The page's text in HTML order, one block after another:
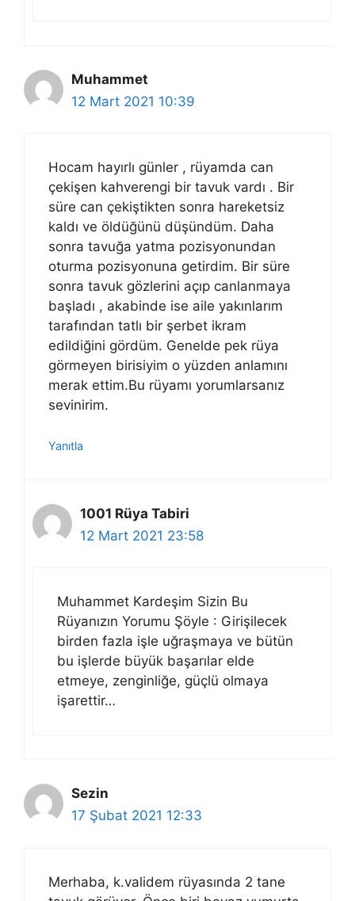
Muhammet
12 Mart 2021 10:39
Hocam hayırlı günler , rüyamda can
çekişen kahverengi bir tavuk vardı . Bir
süre can çekiştikten sonra hareketsiz
kaldı ve öldüğünü düşündüm. Daha
sonra tavuğa yatma pozisyonundan
oturma pozisyonuna getirdim. Bir süre
sonra tavuk gözlerini açıp canlanmaya
başladı , akabinde ise aile yakınlarım
tarafından tatlı bir şerbet ikram
edildiğini gördüm. Genelde pek rüya
görmeyen birisiyim o yüzden anlamını
merak ettim.Bu rüyamı yorumlarsanız
sevinirim.
Yanıtla
1001 Rüya Tabiri
12 Mart 2021 23:58
Muhammet Kardeşim Sizin Bu
Rüyanızın Yorumu Şöyle : Girişilecek
birden fazla işle uğraşmaya ve bütün
bu işlerde büyük başarılar elde
etmeye, zenginliğe, güçlü olmaya
işarettir…
Sezin
17 Şubat 2021 12:33
Merhaba, k.validem rüyasında 2 tane